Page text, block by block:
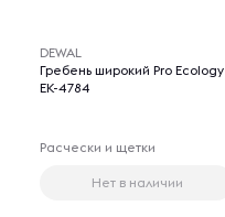
DEWAL
Гребень широкий Pro Ecology
EK-4784
Расчески и щетки
Нет в наличии